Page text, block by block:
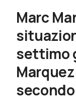
Marc
settimo